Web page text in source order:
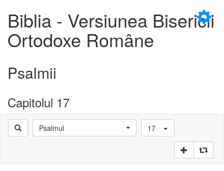
×
Biblia - Versiunea Bisericii
Ortodoxe Române
Psalmii
Capitolul 17
Psalmul 17